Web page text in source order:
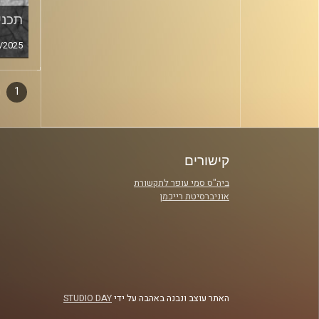
סגירה
1
קישורים
ביה"ס סמי עופר לתקשורת
אוניברסיטת רייכמן
האתר עוצב ונבנה באהבה על ידיSTUDIO DAY